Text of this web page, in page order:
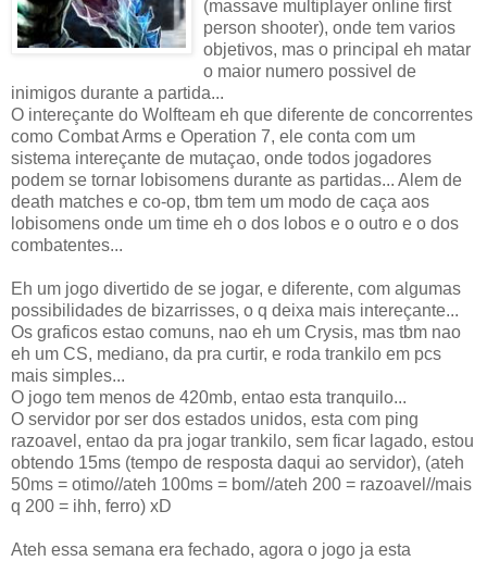
(massave multiplayer online first
person shooter), onde tem varios
objetivos, mas o principal eh matar
o maior numero possivel de
inimigos durante a partida...
O intereçante do Wolfteam eh que diferente de concorrentes
como Combat Arms e Operation 7, ele conta com um
sistema intereçante de mutaçao, onde todos jogadores
podem se tornar lobisomens durante as partidas... Alem de
death matches e co-op, tbm tem um modo de caça aos
lobisomens onde um time eh o dos lobos e o outro e o dos
combatentes...
Eh um jogo divertido de se jogar, e diferente, com algumas
possibilidades de bizarrisses, o q deixa mais intereçante...
Os graficos estao comuns, nao eh um Crysis, mas tbm nao
eh um CS, mediano, da pra curtir, e roda trankilo em pcs
mais simples...
O jogo tem menos de 420mb, entao esta tranquilo...
O servidor por ser dos estados unidos, esta com ping
razoavel, entao da pra jogar trankilo, sem ficar lagado, estou
obtendo 15ms (tempo de resposta daqui ao servidor), (ateh
50ms = otimo//ateh 100ms = bom//ateh 200 = razoavel//mais
q 200 = ihh, ferro) xD
Ateh essa semana era fechado, agora o jogo ja esta